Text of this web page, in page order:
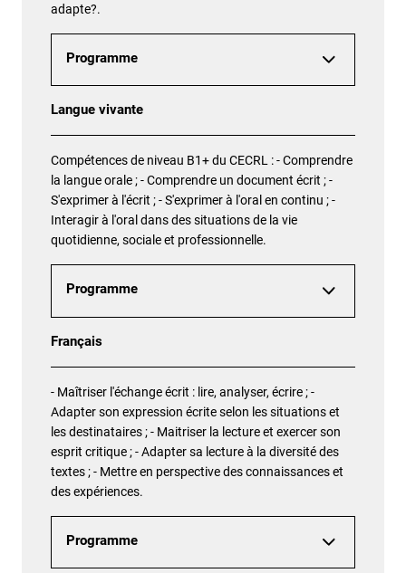
adapte?.
Programme
Langue vivante
Compétences de niveau B1+ du CECRL : - Comprendre
la langue orale ; - Comprendre un document écrit ; -
S'exprimer à l'écrit ; - S'exprimer à l'oral en continu ; -
Interagir à l'oral dans des situations de la vie
quotidienne, sociale et professionnelle.
Programme
Français
- Maîtriser l'échange écrit : lire, analyser, écrire ; -
Adapter son expression écrite selon les situations et
les destinataires ; - Maitriser la lecture et exercer son
esprit critique ; - Adapter sa lecture à la diversité des
textes ; - Mettre en perspective des connaissances et
des expériences.
Programme